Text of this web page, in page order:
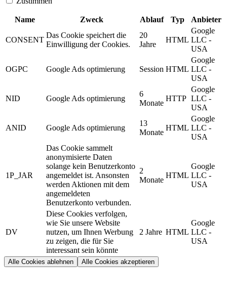
Name Zweck Ablauf Typ Anbieter
CONSENT
Das Cookie speichert die
Einwilligung der Cookies.
20
Jahre
HTML
Google
LLC -
USA
OGPC Google Ads optimierung Session HTML
Google
LLC -
USA
NID Google Ads optimierung
6
Monate
HTTP
Google
LLC -
USA
ANID Google Ads optimierung
13
Monate
HTML
Google
LLC -
USA
1P_JAR
Das Cookie sammelt
anonymisierte Daten
solange kein Benutzerkonto
angemeldet ist. Ansonsten
werden Aktionen mit dem
angemeldeten
Benutzerkonto verbunden.
2
Monate
HTML
Google
LLC -
USA
DV
Diese Cookies verfolgen,
wie Sie unsere Website
nutzen, um Ihnen Werbung
zu zeigen, die für Sie
interessant sein könnte
2 Jahre HTML
Google
LLC -
USA
Alle Cookies ablehnen Alle Cookies akzeptieren